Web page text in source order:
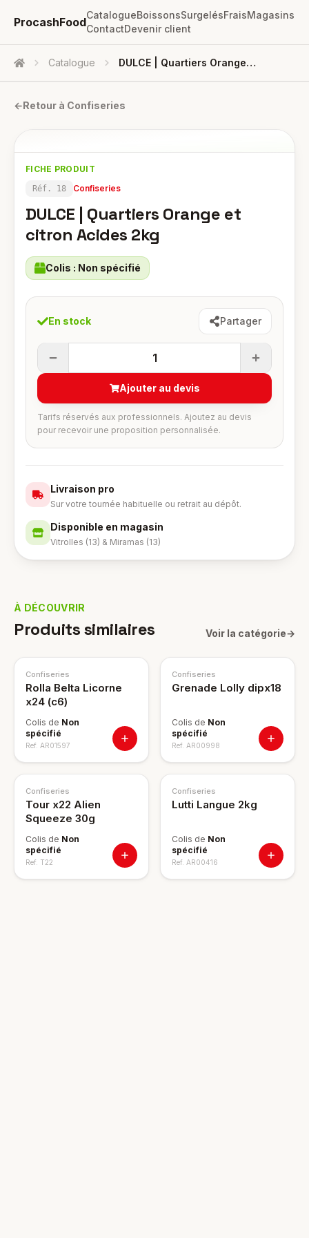
ProcashFood
CatalogueBoissonsSurgelésFraisMagasins
ContactDevenir client
Accueil Catalogue DULCE | Quartiers Orange Et Citron Acides 2kg
←Retour à Confiseries
FICHE PRODUIT
Réf. 18 Confiseries
DULCE | Quartiers Orange et
citron Acides 2kg
Colis : Non spécifié
En stock Partager
1
Ajouter au devis
Tarifs réservés aux professionnels. Ajoutez au devis
pour recevoir une proposition personnalisée.
Livraison pro
Sur votre tournée habituelle ou retrait au dépôt.
Disponible en magasin
Vitrolles (13) & Miramas (13)
À DÉCOUVRIR
Produits similaires Voir la catégorie→
Confiseries
Rolla Belta Licorne
x24 (c6)
Colis de Non
spécifié
Ref. AR01597
Confiseries
Grenade Lolly dipx18
Colis de Non
spécifié
Ref. AR00998
Confiseries
Tour x22 Alien
Squeeze 30g
Colis de Non
spécifié
Ref. T22
Confiseries
Lutti Langue 2kg
Colis de Non
spécifié
Ref. AR00416